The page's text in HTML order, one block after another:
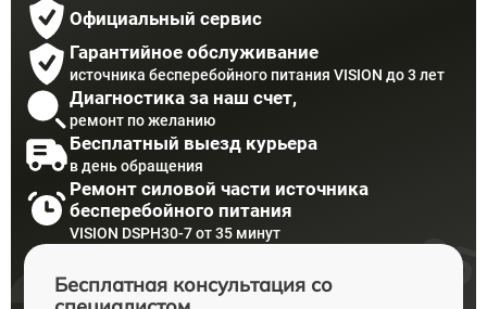
Официальный сервис
Гарантийное обслуживание
источника бесперебойного питания VISION до 3 лет
Диагностика за наш счет,
ремонт по желанию
Бесплатный выезд курьера
в день обращения
Ремонт силовой части источника
бесперебойного питания
VISION DSPH30-7 от 35 минут
Бесплатная консультация со